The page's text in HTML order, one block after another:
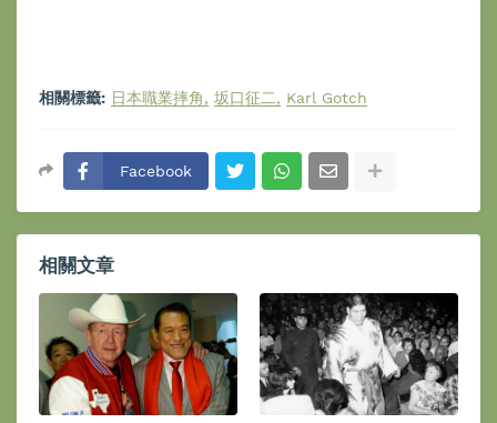
相關標籤: 日本職業摔角 坂口征二 Karl Gotch
Facebook
相關文章